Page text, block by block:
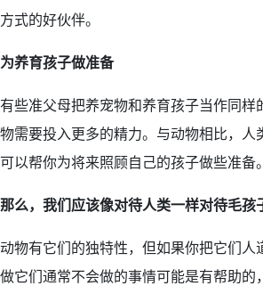
方式的好伙伴。
为养育孩子做准备
有些准父母把养宠物和养育孩子当作同
物需要投入更多的精力。与动物相比，
可以帮你为将来照顾自己的孩子做些准备。
那么，我们 应该像对待人类一样对待毛孩
动物有它们的独特性，但如果你把它们
做它们通常不会做的事情可能是有帮助